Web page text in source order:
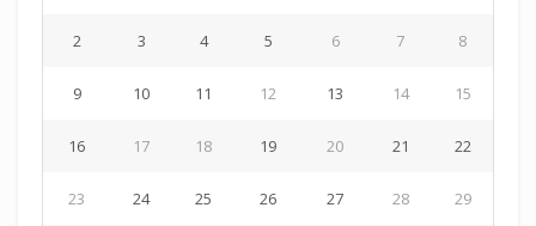
2 3 4 5 6 7 8
9 10 11 12 13 14 15
16 17 18 19 20 21 22
23 24 25 26 27 28 29